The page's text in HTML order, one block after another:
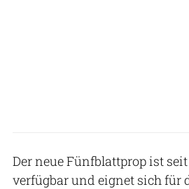
Der neue Fünfblattprop ist
verfügbar und eignet sich für